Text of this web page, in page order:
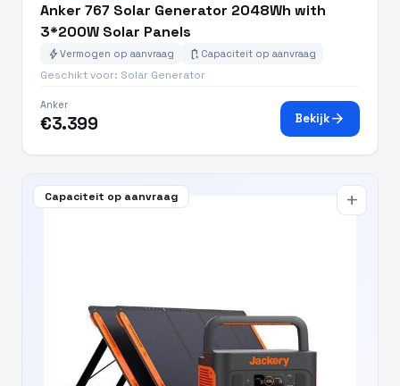
Anker 767 Solar Generator 2048Wh with
3*200W Solar Panels
boltVermogen op aanvraag battery_charging_full Capaciteit op aanvraag
Geschikt voor: Solar Generator
Anker
€3.399 Bekijkarrow_forward
Capaciteit op aanvraag add